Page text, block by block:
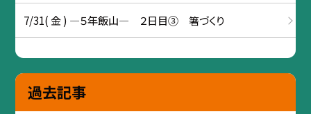
7/31( 金 ) ―５年飯山― ２日目③ 箸づくり
過去記事